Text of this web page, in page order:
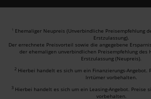
1 Ehemaliger Neupreis (Unverbindliche Preisempfehlung
Erstzulassung).
Der errechnete Preisvorteil sowie die angegebene
der ehemaligen unverbindlichen Preisempfehlung des
Erstzulassung (Neupreis).
2 Hierbei handelt es sich um ein Finanzierungs-Angebot.
Irrtümer vorbehalten.
3 Hierbei handelt es sich um ein Leasing-Angebot. Preise
vorbehalten.